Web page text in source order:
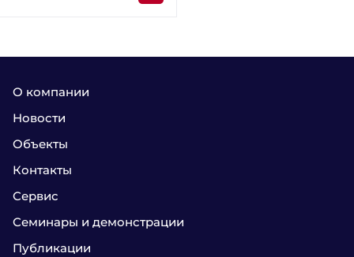
О компании
Новости
Объекты
Контакты
Сервис
Семинары и демонстрации
Публикации